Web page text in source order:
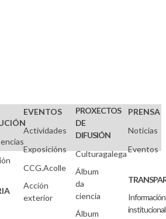
EVENTOS
Actividades
Exposicións
CCG.Acolle
Acción
exterior
PROXECTOS
DE
DIFUSIÓN
Culturagalega
Álbum
da
ciencia
Álbum
PRENSA
Noticias
Eventos
Información
institucional